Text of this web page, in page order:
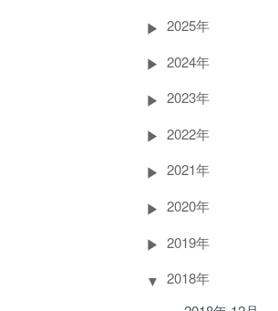
2025年
2024年
2023年
2022年
2021年
2020年
2019年
2018年